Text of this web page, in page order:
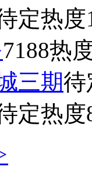
定热度
7188热
三期待
定热度